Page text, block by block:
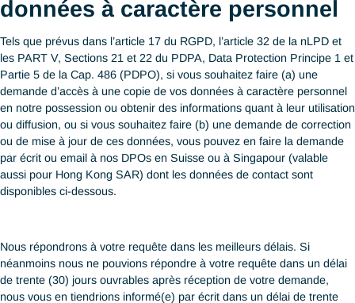
personnel vous concernant ou « droit à l’oubli » tel que prévu
PDPA.
Dès réception de votre requête de retrait de consentement par
un délai raisonnable (suivant la complexité de la requête et
sur notre relation) peut nous être nécessaire pour traiter votre
et vous notifier des conséquences, notamment légales, sur vos
et responsabilités envers nous. Nous nous efforçons de traiter
demande dans les meilleurs délais après réception.
veuillez noter que suivant la nature et la portée de votre
ne serons peut-être plus en mesure de vous fournir nos
dans ce cas, nous aurions à vous en tenir informé(e) au
vous décidiez d’annuler votre retrait de consentement, merci